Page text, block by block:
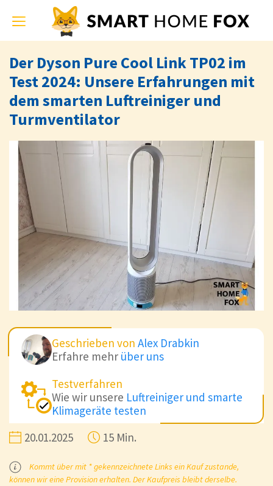
Toggle
navigation
Der Dyson Pure Cool Link TP02 im
Test 2024: Unsere Erfahrungen mit
dem smarten Luftreiniger und
Turmventilator
Geschrieben von Alex Drabkin
Erfahre mehr über uns
Testverfahren
Wie wir unsere Luftreiniger und smarte
Klimageräte testen
20.01.2025
15 Min.
Kommt über mit * gekennzeichnete Links ein Kauf zustande,
können wir eine Provision erhalten. Der Kaufpreis bleibt derselbe.